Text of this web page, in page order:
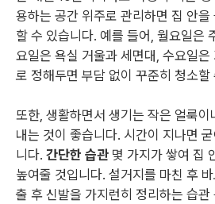
용하는 공간 위주로 관리하면 집 안을
할 수 있습니다. 예를 들어, 월요일은
요일은 욕실 거울과 세면대, 수요일
로 정해두면 부담 없이 꾸준히 청소할
또한, 생활하면서 생기는 작은 얼룩
내는 것이 좋습니다. 시간이 지나면
니다. 간단한 습관 몇 가지가 쌓여 집
높여줄 것입니다. 설거지를 마친 후
출 후 신발을 가지런히 정리하는 습